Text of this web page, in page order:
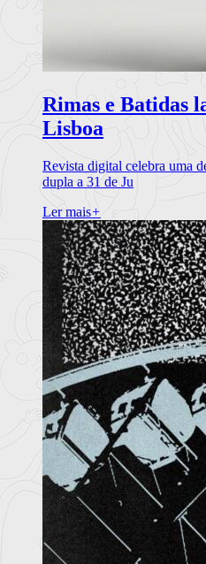
Rimas e Batidas
Lisboa
Revista digital celebra uma
dupla a 31 de Ju
Ler mais+